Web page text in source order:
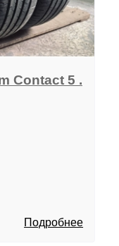
Contact 5 .
Подробнее